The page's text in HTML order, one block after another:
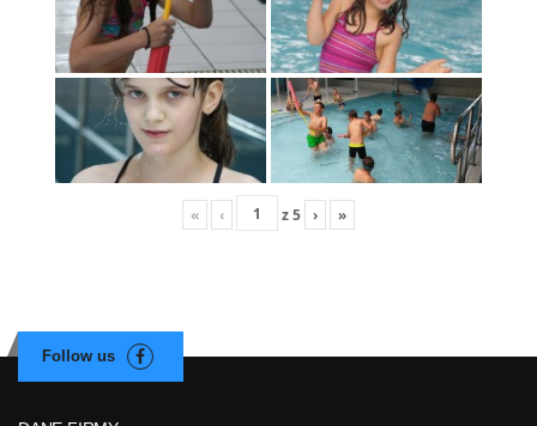
« ‹ z5 › »